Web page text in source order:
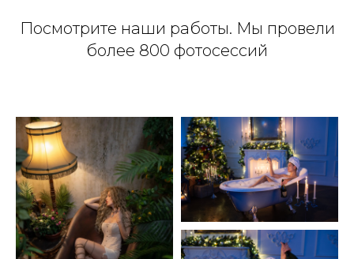
Посмотрите наши работы. Мы провели
более 800 фотосессий